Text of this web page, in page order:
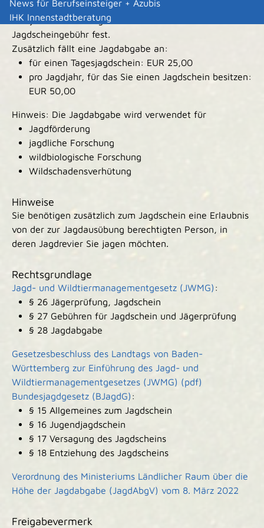
News für Berufseinsteiger + Azubis
IHK Innenstadtberatung
Kosten
Der jeweils zuständige Stadt- oder Landkreis setzt die
Jagdscheingebühr fest.
Zusätzlich fällt eine Jagdabgabe an:
für einen Tagesjagdschein: EUR 25,00
pro Jagdjahr, für das Sie einen Jagdschein besitzen:
EUR 50,00
Hinweis: Die Jagdabgabe wird verwendet für
Jagdförderung
jagdliche Forschung
wildbiologische Forschung
Wildschadensverhütung
Hinweise
Sie benötigen zusätzlich zum Jagdschein eine Erlaubnis
von der zur Jagdausübung berechtigten Person, in
deren Jagdrevier Sie jagen möchten.
Rechtsgrundlage
Jagd- und Wildtiermanagementgesetz (JWMG) :
§ 26 Jägerprüfung, Jagdschein
§ 27 Gebühren für Jagdschein und Jägerprüfung
§ 28 Jagdabgabe
Gesetzesbeschluss des Landtags von Baden-
Württemberg zur Einführung des Jagd- und
Wildtiermanagementgesetzes (JWMG) (pdf)
Bundesjagdgesetz (BJagdG) :
§ 15 Allgemeines zum Jagdschein
§ 16 Jugendjagdschein
§ 17 Versagung des Jagdscheins
§ 18 Entziehung des Jagdscheins
Verordnung des Ministeriums Ländlicher Raum über die
Höhe der Jagdabgabe (JagdAbgV) vom 8. März 2022
Freigabevermerk